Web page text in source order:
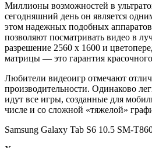
Миллионы возможностей в
сегодняшний день он является
этом надежных подобных
позволяют посматривать видео в
разрешение 2560 х 1600 и
матрицы — это гарантия
Любители видеоигр отмечают
производительности. Одинаково
идут все игры, созданные для
числе и со сложной «тяжелой»
Samsung Galaxy Tab S6 10.5 SM-